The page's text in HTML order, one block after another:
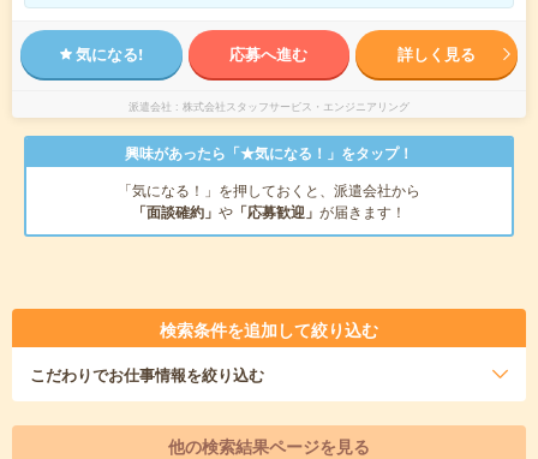
気になる! 応募へ進む 詳しく見る
派遣会社 株式会社スタッフサービス・エンジニアリング
興味があったら「★気になる！」をタップ！
「気になる！」を押しておくと、派遣会社から
「面談確約」 や 「応募歓迎」 が届きます！
検索条件を追加して絞り込む
こだわりでお仕事情報を絞り込む
他の検索結果ページを見る